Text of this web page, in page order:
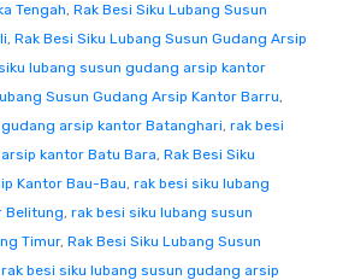
Tengah, Rak Besi Siku Lubang Susun
, Rak Besi Siku Lubang Susun Gudang Arsip
lubang susun gudang arsip kantor
Susun Gudang Arsip Kantor Barru,
arsip kantor Batanghari, rak besi
kantor Batu Bara, Rak Besi Siku
Kantor Bau-Bau, rak besi siku lubang
Belitung, rak besi siku lubang susun
Timur, Rak Besi Siku Lubang Susun
rak besi siku lubang susun gudang arsip